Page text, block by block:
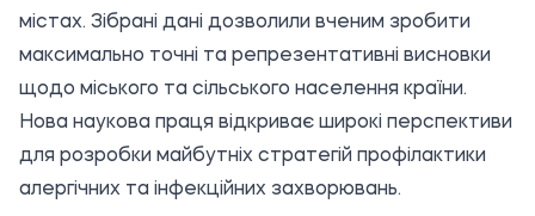
містах. Зібрані дані дозволили вченим зробити
максимально точні та репрезентативні висновки
щодо міського та сільського населення країни.
Нова наукова праця відкриває широкі перспективи
для розробки майбутніх стратегій профілактики
алергічних та інфекційних захворювань.